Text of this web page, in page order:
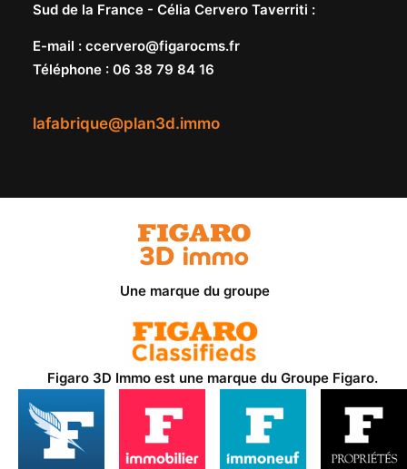
lafabrique@plan3d.immo
Sud de la France - Célia Cervero Taverriti :
E-mail : ccervero@figarocms.fr
Téléphone : 06 38 79 84 16
Une marque du groupe
Figaro 3D Immo est une marque du Groupe Figaro.